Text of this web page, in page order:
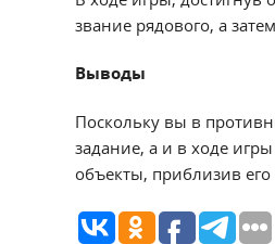
звание рядового, а
Выводы
Поскольку вы в
задание, а и в ходе
объекты, приблизив его